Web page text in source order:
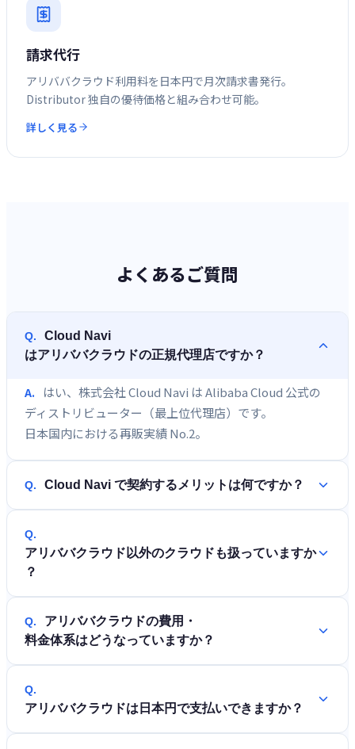
請求代行
アリババクラウド利用料を日本円で月次請求書発行。
Distributor 独自の優待価格と組み合わせ可能。
詳しく見る
よくあるご質問
Q.
Cloud Navi
はアリババクラウドの正規代理店ですか？
A.
はい、株式会社 Cloud Navi は Alibaba Cloud 公式の
ディストリビューター（最上位代理店）です。
日本国内における再販実績 No.2。
Q. Cloud Navi で契約するメリットは何ですか？
Q.
アリババクラウド以外のクラウドも扱っていますか
？
Q.
アリババクラウドの費用・
料金体系はどうなっていますか？
Q.
アリババクラウドは日本円で支払いできますか？